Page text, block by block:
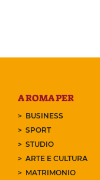
A ROMA PER
BUSINESS
SPORT
STUDIO
ARTE E CULTURA
MATRIMONIO